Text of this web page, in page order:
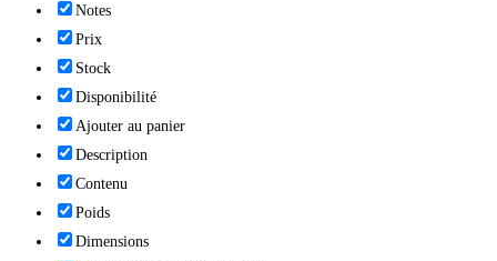
Notes
Prix
Stock
Disponibilité
Ajouter au panier
Description
Contenu
Poids
Dimensions